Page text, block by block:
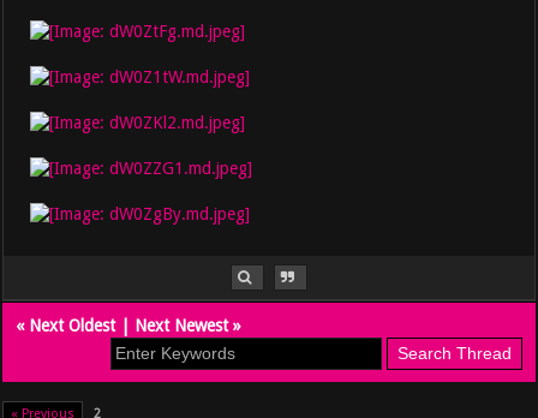
« Next Oldest| Next Newest»
« Previous 2